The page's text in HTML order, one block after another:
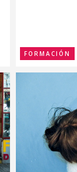
FORMACIÓN